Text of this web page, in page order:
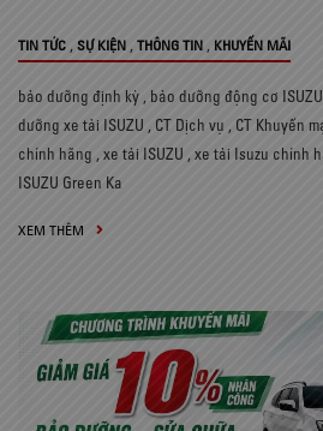
TIN TỨC , SỰ KIỆN , THÔNG TIN , KHUYẾN MÃI
bảo dưỡng định kỳ , bảo dưỡng động cơ ISUZU
dưỡng xe tải ISUZU , CT Dịch vụ , CT Khuyến
chính hãng ,xe tải ISUZU ,xe tải Isuzu chính
ISUZU Green Ka
XEM THÊM